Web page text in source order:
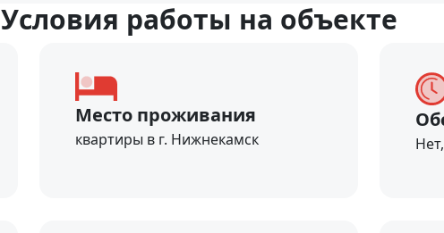
Уcловия работы на объекте
Место проживания
квартиры в г. Нижнекамск